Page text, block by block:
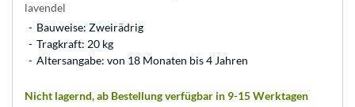
lavendel
Bauweise: Zweirädrig
Tragkraft: 20 kg
Altersangabe: von 18 Monaten bis 4 Jahren
Nicht lagernd, ab Bestellung verfügbar in 9-15 Werktagen